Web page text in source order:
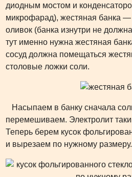
диодным мостом и
микрофарад), жестяная банка
оливок (банка изнутри не
тут именно нужна жестяная
сосуд должна помещаться
столовые ложки соли.
Насыпаем в банку сначала
перемешиваем. Электролит
Теперь берем кусок
и вырезаем по нужному размеру.